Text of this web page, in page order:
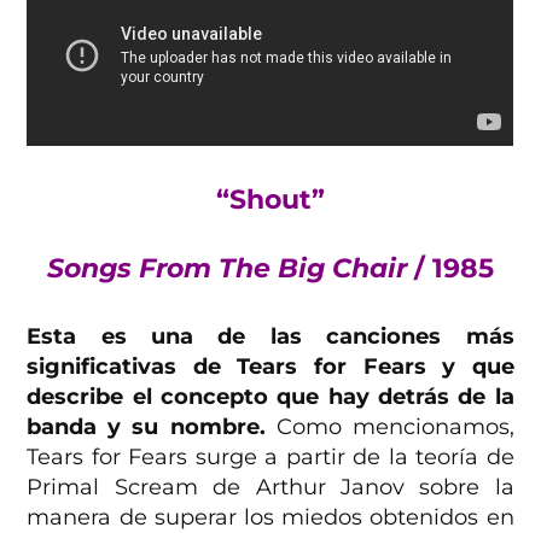
“Shout”
Songs From The Big Chair/ 1985
Esta es una de las canciones más
significativas de Tears for Fears y que
describe el concepto que hay detrás de la
banda y su nombre. Como mencionamos,
Tears for Fears surge a partir de la teoría de
Primal Scream de Arthur Janov sobre la
manera de superar los miedos obtenidos en